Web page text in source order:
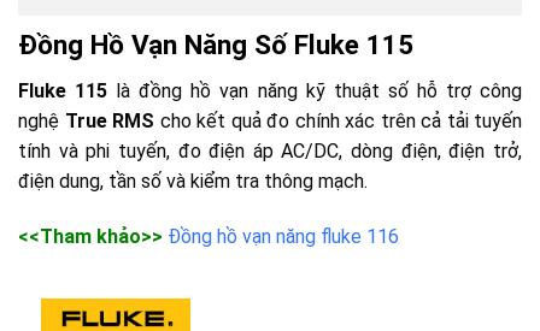
Đồng Hồ Vạn Năng Số Fluke 115
Fluke 115 là đồng hồ vạn năng kỹ thuật số hỗ trợ công
nghệ True RMS cho kết quả đo chính xác trên cả tải tuyến
tính và phi tuyến, đo điện áp AC/DC, dòng điện, điện trở,
điện dung, tần số và kiểm tra thông mạch.
<<Tham khảo>> Đồng hồ vạn năng fluke 116